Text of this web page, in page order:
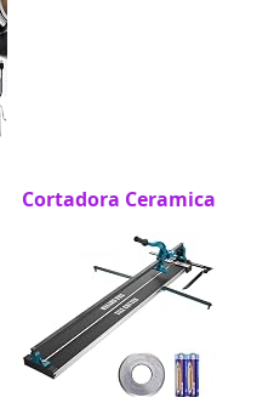
Cortadora Ceramica